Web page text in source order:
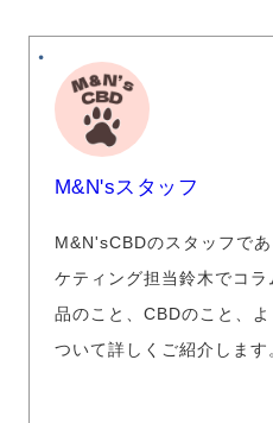
M&N'sスタッフ
M&N'sCBDのスタッフで
ケティング担当鈴木でコ
品のこと、CBDのこと、
ついて詳しくご紹介します